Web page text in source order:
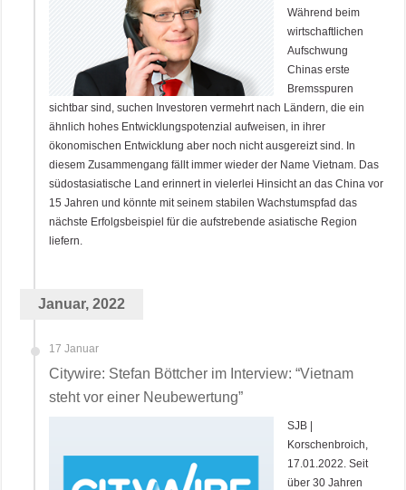
Während beim
wirtschaftlichen
Aufschwung
Chinas erste
Bremsspuren
sichtbar sind, suchen Investoren vermehrt nach Ländern, die ein
ähnlich hohes Entwicklungspotenzial aufweisen, in ihrer
ökonomischen Entwicklung aber noch nicht ausgereizt sind. In
diesem Zusammengang fällt immer wieder der Name Vietnam. Das
südostasiatische Land erinnert in vielerlei Hinsicht an das China vor
15 Jahren und könnte mit seinem stabilen Wachstumspfad das
nächste Erfolgsbeispiel für die aufstrebende asiatische Region
liefern.
Januar, 2022
17 Januar
Citywire: Stefan Böttcher im Interview: “Vietnam
steht vor einer Neubewertung”
SJB |
Korschenbroich,
17.01.2022. Seit
über 30 Jahren